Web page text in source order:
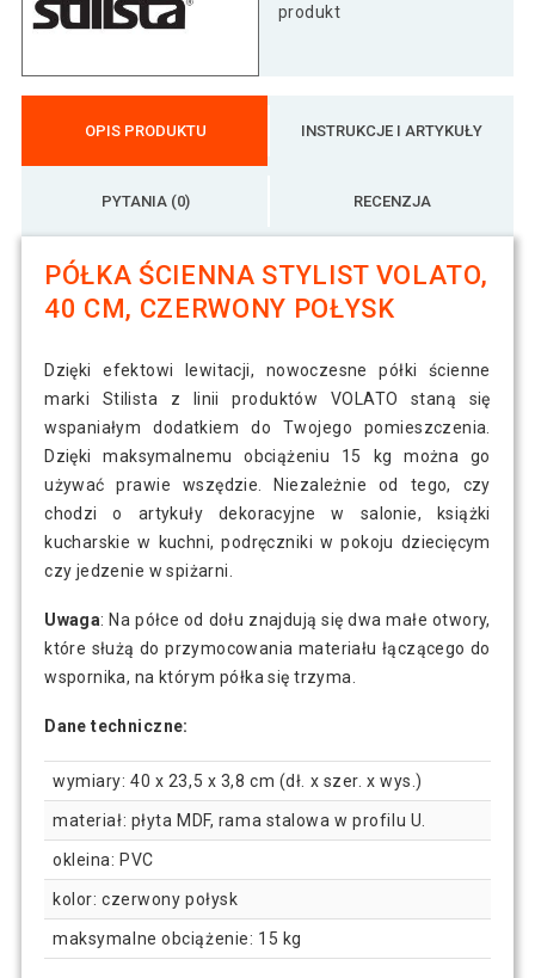
czerwony połysk
Półka ścienna Stylist Volato, 80 cm,
czerwony połysk
produkt
OPIS PRODUKTU INSTRUKCJE I ARTYKUŁY
PYTANIA (0) RECENZJA
PÓŁKA ŚCIENNA STYLIST VOLATO,
40 CM, CZERWONY POŁYSK
Dzięki efektowi lewitacji, nowoczesne półki ścienne
marki Stilista z linii produktów VOLATO staną się
wspaniałym dodatkiem do Twojego pomieszczenia.
Dzięki maksymalnemu obciążeniu 15 kg można go
używać prawie wszędzie. Niezależnie od tego, czy
chodzi o artykuły dekoracyjne w salonie, książki
kucharskie w kuchni, podręczniki w pokoju dziecięcym
czy jedzenie w spiżarni.
Uwaga: Na półce od dołu znajdują się dwa małe otwory,
które służą do przymocowania materiału łączącego do
wspornika, na którym półka się trzyma.
Dane techniczne:
wymiary: 40 x 23,5 x 3,8 cm (dł. x szer. x wys.)
materiał: płyta MDF, rama stalowa w profilu U.
okleina: PVC
kolor: czerwony połysk
maksymalne obciążenie: 15 kg